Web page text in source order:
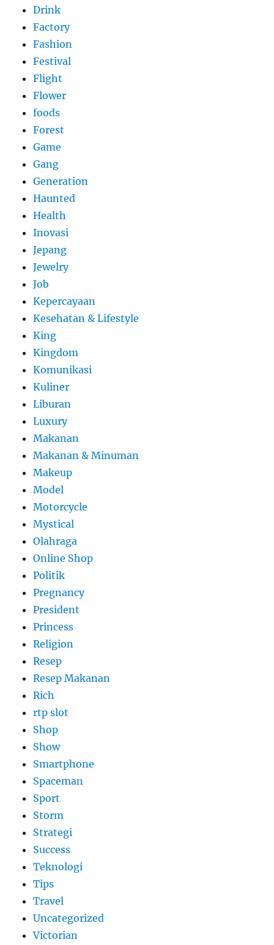
Drink
Factory
Fashion
Festival
Flight
Flower
foods
Forest
Game
Gang
Generation
Haunted
Health
Inovasi
Jepang
Jewelry
Job
Kepercayaan
Kesehatan & Lifestyle
King
Kingdom
Komunikasi
Kuliner
Liburan
Luxury
Makanan
Makanan & Minuman
Makeup
Model
Motorcycle
Mystical
Olahraga
Online Shop
Politik
Pregnancy
President
Princess
Religion
Resep
Resep Makanan
Rich
rtp slot
Shop
Show
Smartphone
Spaceman
Sport
Storm
Strategi
Success
Teknologi
Tips
Travel
Uncategorized
Victorian